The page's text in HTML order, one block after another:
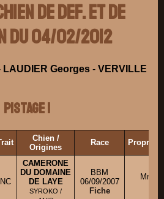
DE DEF. ET DE
du 04/02/2012
LAUDIER Georges - VERVILLE
Pistage 1
Chien /
Origines
Race
NC
CAMERONE
DU DOMAINE
DE LAYE
SYROKO /
BBM
06/09/2007
Fiche
Mme